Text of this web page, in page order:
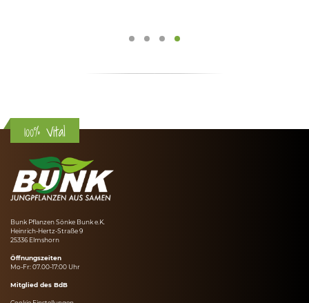
100% Vital
Bunk Pflanzen Sönke Bunk e.K.
Heinrich-Hertz-Straße 9
25336 Elmshorn
Öffnungszeiten
Mo-Fr: 07.00-17:00 Uhr
Mitglied des BdB